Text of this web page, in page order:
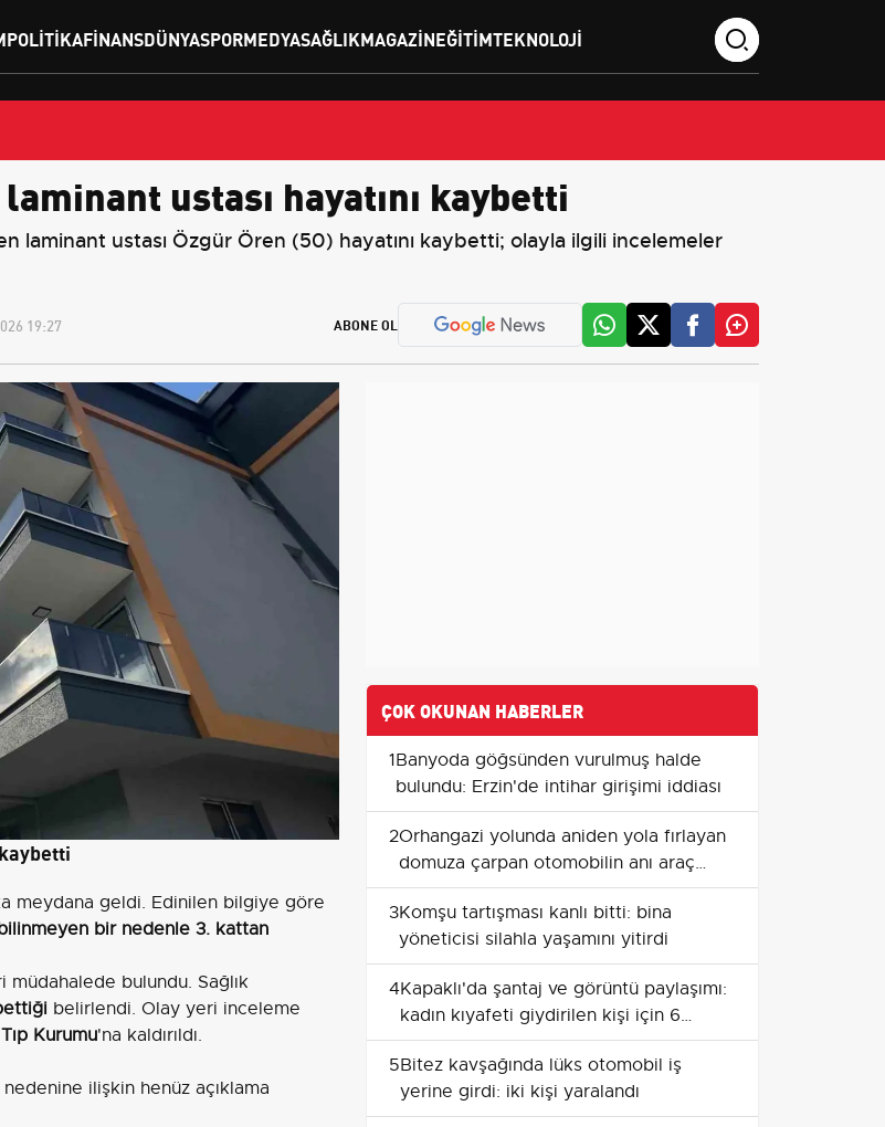
POLITIKAFINANSDÜNYASPORMEDYASAĞLIKMAGAZINEĞITIMTEKNOLOJI
ustası hayatını kaybetti
laminant ustası Özgür Ören (50) hayatını kaybetti; olayla ilgili incelemeler
19:27 ABONE OL
meydana geldi. Edinilen bilgiye göre
bir nedenle 3. kattan
bulundu. Sağlık
belirlendi. Olay yeri inceleme
Kurumu'na kaldırıldı.
ilişkin henüz açıklama
ÇOK OKUNAN HABERLER
1Banyoda göğsünden vurulmuş halde
bulundu: Erzin'de intihar girişimi iddiası
2Orhangazi yolunda aniden yola fırlayan
domuza çarpan otomobilin anı araç
kamerasında
3Komşu tartışması kanlı bitti: bina
yöneticisi silahla yaşamını yitirdi
4Kapaklı'da şantaj ve görüntü paylaşımı:
kadın kıyafeti giydirilen kişi için 6
tutuklama
5Bitez kavşağında lüks otomobil iş
yerine girdi: iki kişi yaralandı